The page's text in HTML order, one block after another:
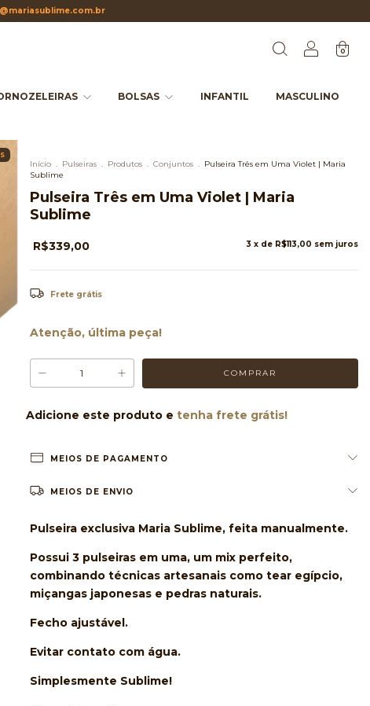
0
BOLSAS INFANTIL
MASCULINO
Início . Pulseiras . Produtos . Conjuntos . Pulseira Três em Uma Violet | Maria
Sublime
Pulseira Três em Uma Violet | Maria
Sublime
R$339,00 3 x de R$113,00 sem juros
Frete grátis
Atenção, última peça!
Adicione este produto e tenha frete grátis!
MEIOS DE PAGAMENTO
MEIOS DE ENVIO
Pulseira exclusiva Maria Sublime, feita manualmente.
Possui 3 pulseiras em uma, um mix perfeito,
combinando técnicas artesanais como tear egípcio,
miçangas japonesas e pedras naturais.
Fecho ajustável.
Evitar contato com água.
Simplesmente Sublime!